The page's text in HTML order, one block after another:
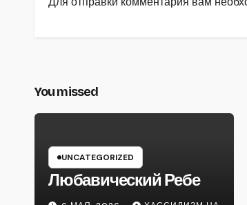
You missed
UNCATEGORIZED
Любавический Ребе